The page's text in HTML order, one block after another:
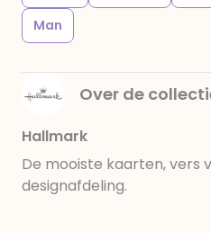
Man
Over de
Hallmark
De mooiste kaarten, vers
designafdeling.